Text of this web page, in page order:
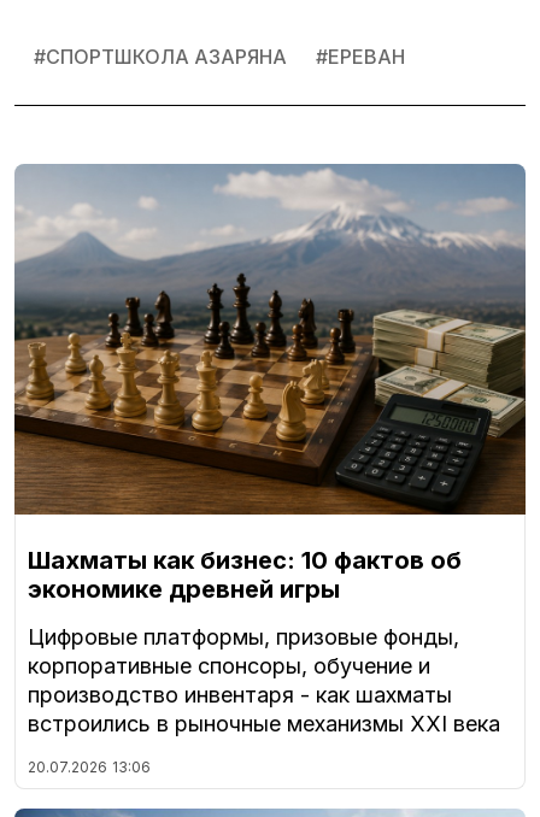
#СПОРТШКОЛА АЗАРЯНА #ЕРЕВАН
Шахматы как бизнес: 10 фактов об
экономике древней игры
Цифровые платформы, призовые фонды,
корпоративные спонсоры, обучение и
производство инвентаря - как шахматы
встроились в рыночные механизмы XXI века
20.07.2026 13:06